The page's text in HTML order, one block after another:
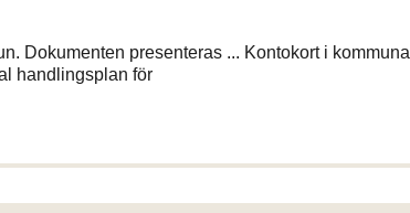
Dokumenten presenteras ... Kontokort i kommunal
handlingsplan för